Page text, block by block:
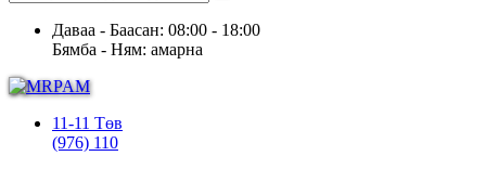
Даваа - Баасан: 08:00 - 18:00
Бямба - Ням: амарна
11-11 Төв
(976) 110